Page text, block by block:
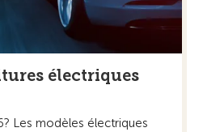
électriques
Les modèles électriques